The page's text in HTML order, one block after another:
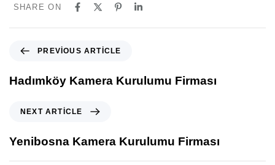
SHARE ON
e
s
A
PREVIOUS ARTICLE
Hadımköy Kamera Kurulumu Firması
x
NEXT ARTICLE
Yenibosna Kamera Kurulumu Firması